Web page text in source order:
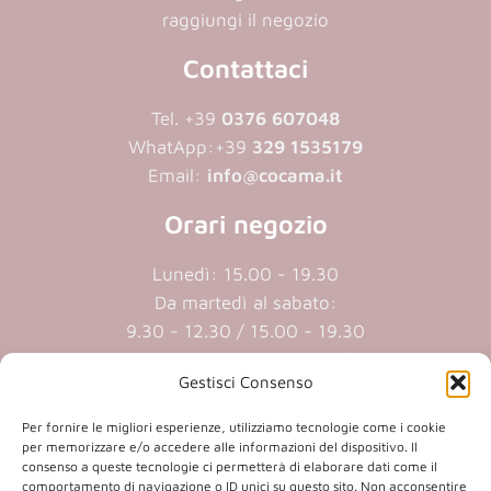
Gestisci Consenso
Per fornire le migliori esperienze, utilizziamo tecnologie come i cookie
per memorizzare e/o accedere alle informazioni del dispositivo. Il
consenso a queste tecnologie ci permetterà di elaborare dati come il
comportamento di navigazione o ID unici su questo sito. Non acconsentire
raggiungi il negozio
Contattaci
Tel. +39 0376 607048
WhatApp: +39 329 1535179
Email: info@cocama.it
Orari negozio
Lunedì: 15.00 - 19.30
Da martedì al sabato:
9.30 - 12.30 / 15.00 - 19.30
Domenica e lunedi mattina chiuso
Cookie policy|Privacy policy
P.iva 01409890207 | Reg.Imp. MN